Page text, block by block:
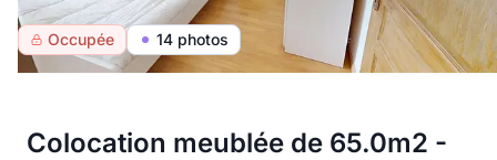
Occupée 14 photos
Colocation meublée de 65.0m2 -